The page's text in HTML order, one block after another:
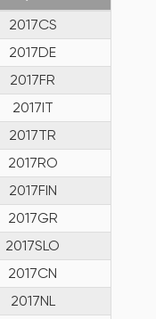
2017CS
2017DE
2017FR
2017IT
2017TR
2017RO
2017FIN
2017GR
2017SLO
2017CN
2017NL